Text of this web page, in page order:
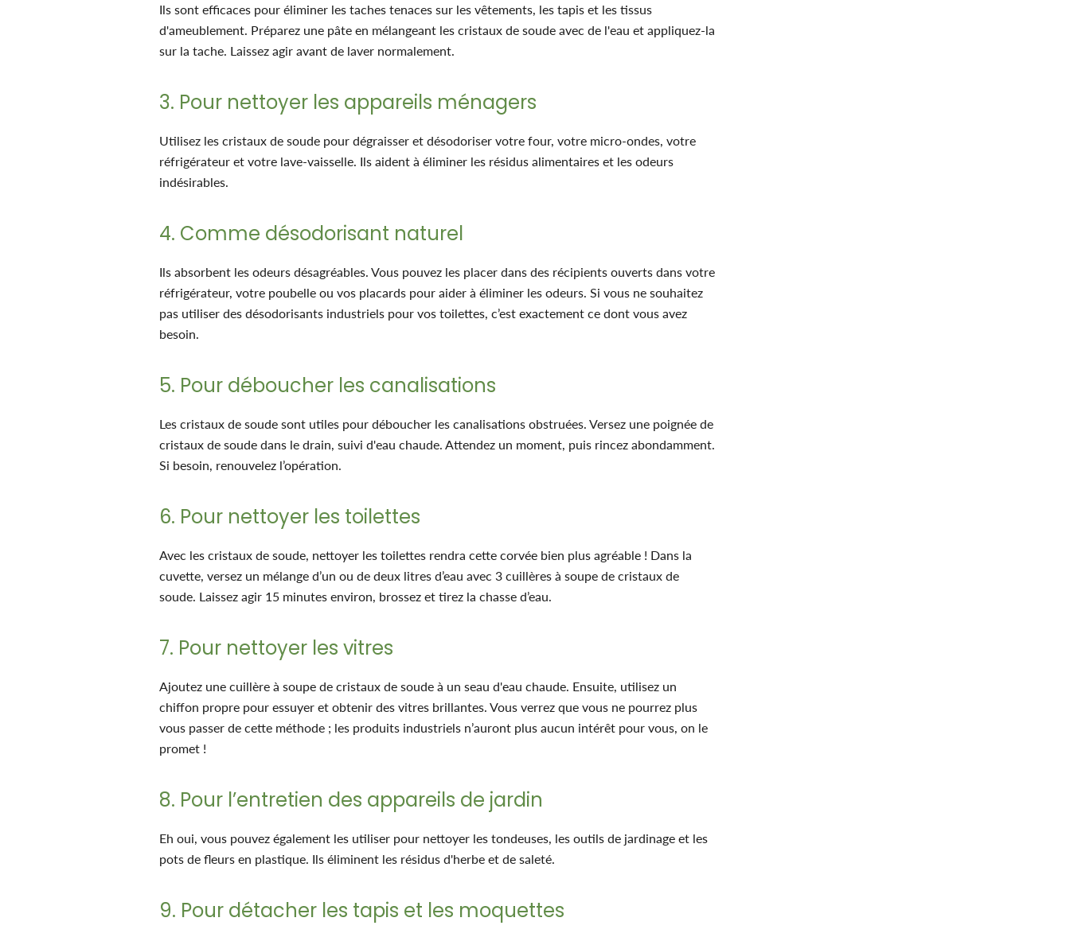
Ils sont efficaces pour éliminer les taches tenaces sur les vêtements, les tapis et les tissus
d'ameublement. Préparez une pâte en mélangeant les cristaux de soude avec de l'eau et appliquez-la
sur la tache. Laissez agir avant de laver normalement.
3. Pour nettoyer les appareils ménagers
Utilisez les cristaux de soude pour dégraisser et désodoriser votre four, votre micro-ondes, votre
réfrigérateur et votre lave-vaisselle. Ils aident à éliminer les résidus alimentaires et les odeurs
indésirables.
4. Comme désodorisant naturel
Ils absorbent les odeurs désagréables. Vous pouvez les placer dans des récipients ouverts dans votre
réfrigérateur, votre poubelle ou vos placards pour aider à éliminer les odeurs. Si vous ne souhaitez
pas utiliser des désodorisants industriels pour vos toilettes, c’est exactement ce dont vous avez
besoin.
5. Pour déboucher les canalisations
Les cristaux de soude sont utiles pour déboucher les canalisations obstruées. Versez une poignée de
cristaux de soude dans le drain, suivi d'eau chaude. Attendez un moment, puis rincez abondamment.
Si besoin, renouvelez l’opération.
6. Pour nettoyer les toilettes
Avec les cristaux de soude, nettoyer les toilettes rendra cette corvée bien plus agréable ! Dans la
cuvette, versez un mélange d’un ou de deux litres d’eau avec 3 cuillères à soupe de cristaux de
soude. Laissez agir 15 minutes environ, brossez et tirez la chasse d’eau.
7. Pour nettoyer les vitres
Ajoutez une cuillère à soupe de cristaux de soude à un seau d'eau chaude. Ensuite, utilisez un
chiffon propre pour essuyer et obtenir des vitres brillantes. Vous verrez que vous ne pourrez plus
vous passer de cette méthode ; les produits industriels n’auront plus aucun intérêt pour vous, on le
promet !
8. Pour l’entretien des appareils de jardin
Eh oui, vous pouvez également les utiliser pour nettoyer les tondeuses, les outils de jardinage et les
pots de fleurs en plastique. Ils éliminent les résidus d'herbe et de saleté.
9. Pour détacher les tapis et les moquettes